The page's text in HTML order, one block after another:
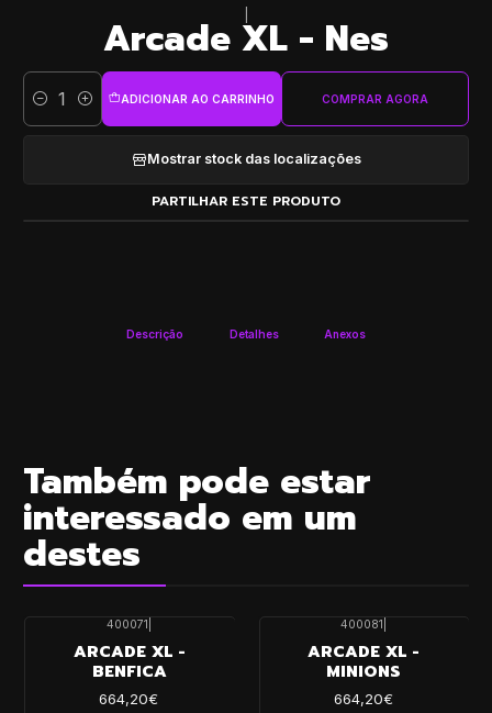
Arcade XL - Nes
Quantidade
ADICIONAR AO CARRINHO COMPRAR AGORA
Mostrar stock das localizações
PARTILHAR ESTE PRODUTO
Descrição Detalhes Anexos
Também pode estar
interessado em um
destes
400071
ARCADE XL -
BENFICA
664,20€
400081
ARCADE XL -
MINIONS
664,20€